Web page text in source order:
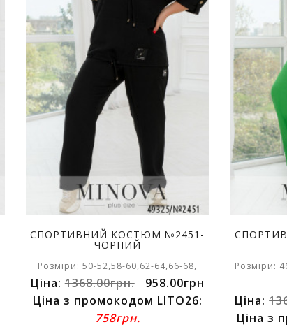
СПОРТИВНИЙ КОСТЮМ №2451-
ЧОРНИЙ
Розміри: 50-52,58-60,62-64,66-68,
Ціна:1368.00грн.
958.00грн
Ціна з промокодом LITO26:
758грн.
Розміри:
Ціна:
Ціна з